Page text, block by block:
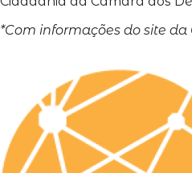
*Com informações do site